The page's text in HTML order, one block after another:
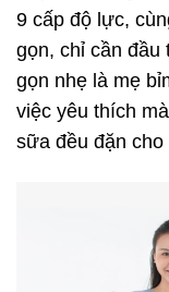
9 cấp độ lực,
gọn, chỉ cần đầu
gọn nhẹ là mẹ
việc yêu thích
sữa đều đặn cho